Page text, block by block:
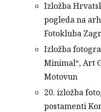
Izložba
pogleda na
Fotokluba
Izložba
Minimal“, Art
Motovun
20. izložba
postamenti